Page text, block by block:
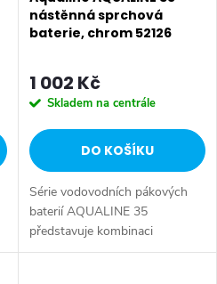
nástěnná sprchová
baterie, chrom 52126
1 002 Kč
Skladem na centrále
DO KOŠÍKU
Série vodovodních pákových
baterií AQUALINE 35
představuje kombinaci
tradičního jednoduchého